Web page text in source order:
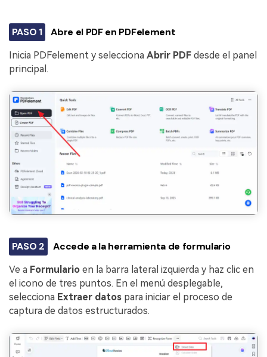
PASO 1 Abre el PDF en PDFelement
Inicia PDFelement y selecciona Abrir PDF desde el panel
principal.
PASO 2 Accede a la herramienta de formulario
Ve a Formulario en la barra lateral izquierda y haz clic en
el icono de tres puntos. En el menú desplegable,
selecciona Extraer datos para iniciar el proceso de
captura de datos estructurados.